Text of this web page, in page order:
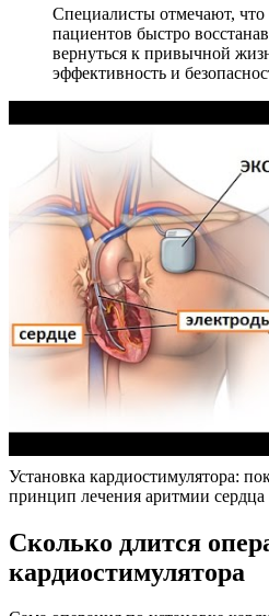
Специалисты отмечают,
пациентов быстро
вернуться к привычной
эффективность и
Установка кардиостимулятора:
принцип лечения аритмии сердца
Сколько длится
кардиостимулятора